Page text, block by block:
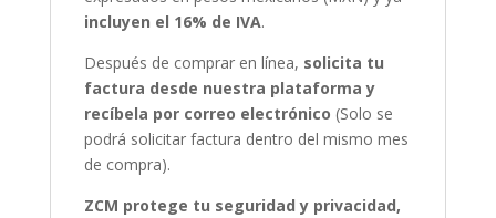
incluyen el 16% de IVA.
Después de comprar en línea, solicita tu
factura desde nuestra plataforma y
recíbela por correo electrónico (Solo se
podrá solicitar factura dentro del mismo mes
de compra).
ZCM protege tu seguridad y privacidad,